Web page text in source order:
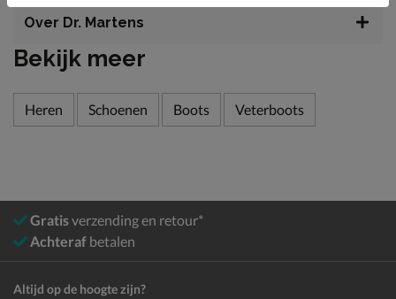
Over Dr. Martens
Bekijk meer
Heren Schoenen Boots Veterboots
Gratisverzending en retour*
Achteraf betalen
Altijd op de hoogte zijn?